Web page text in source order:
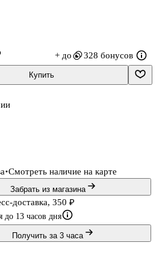
+ до 328 бонусов
Купить
Смотреть наличие на карте
Забрать из магазина
доставка, 350 ₽
до 13 часов дня
Получить за 3 часа